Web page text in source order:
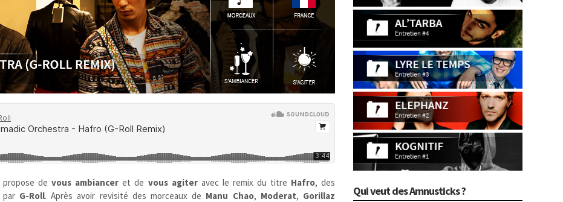
propose devous ambiancer et de vous agiteravec le remix du titre Hafro, des
G-Roll. Après avoir revisité des morceaux de Manu Chao, Moderat, Gorillaz
Qui veut des Amnusticks ?